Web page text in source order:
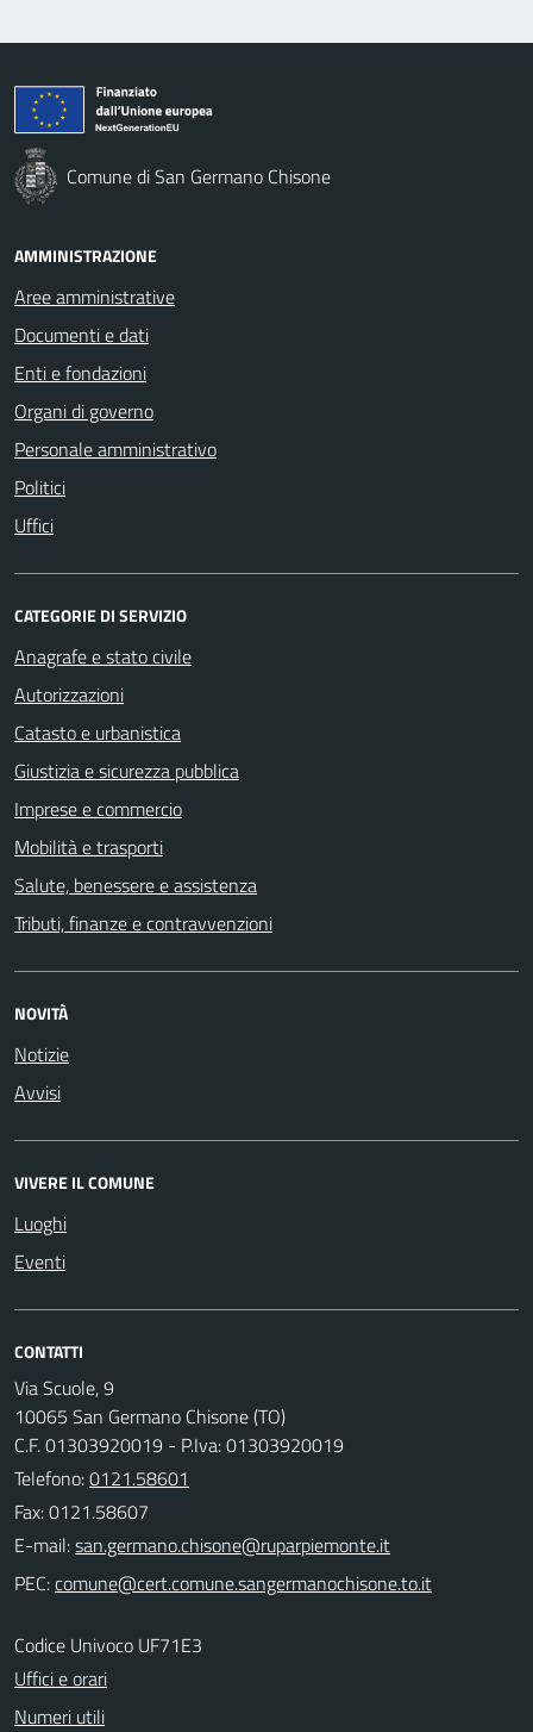
Comune di San Germano Chisone
AMMINISTRAZIONE
Aree amministrative
Documenti e dati
Enti e fondazioni
Organi di governo
Personale amministrativo
Politici
Uffici
CATEGORIE DI SERVIZIO
Anagrafe e stato civile
Autorizzazioni
Catasto e urbanistica
Giustizia e sicurezza pubblica
Imprese e commercio
Mobilità e trasporti
Salute, benessere e assistenza
Tributi, finanze e contravvenzioni
NOVITÀ
Notizie
Avvisi
VIVERE IL COMUNE
Luoghi
Eventi
CONTATTI
Via Scuole, 9
10065 San Germano Chisone (TO)
C.F. 01303920019 - P.Iva: 01303920019
Telefono:0121.58601
Fax: 0121.58607
E-mail:
PEC:
Codice Univoco UF71E3
Uffici e orari
Numeri utili